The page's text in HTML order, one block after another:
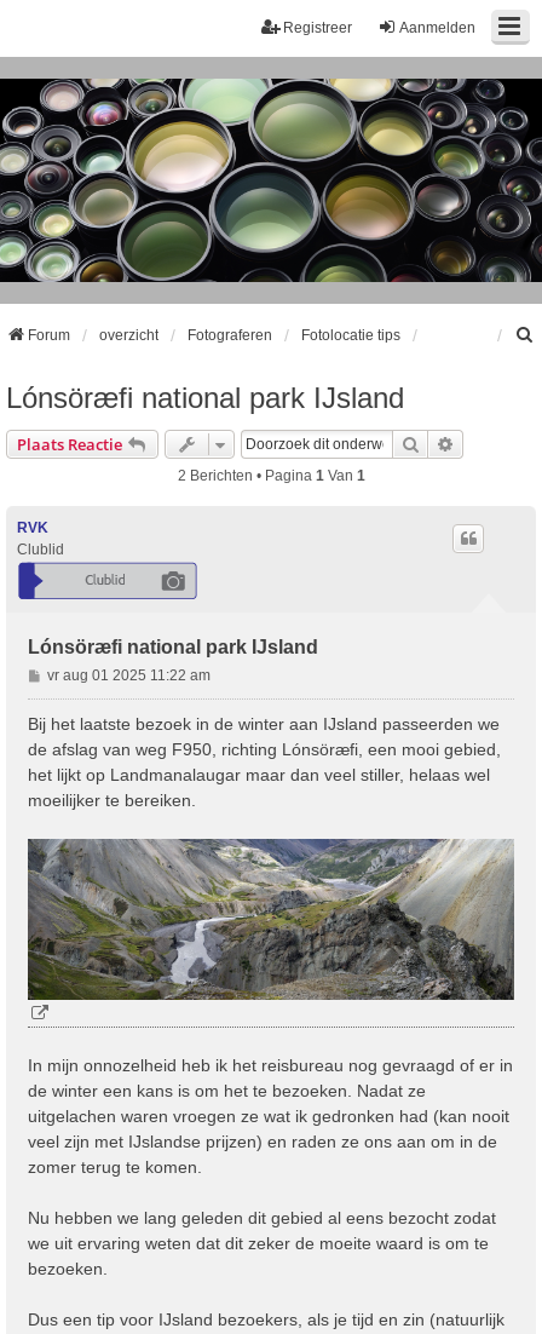
Aanmelden
Registreer
Forum overzicht Fotograferen Fotolocatie tips
Lónsöræfi national park IJsland
Plaats Reactie Zoek
2 Berichten • Pagina 1 Van 1
RVK
Clublid
Lónsöræfi national park IJsland
B
e
r
h
t
vr aug 01 2025 11:22 am
Bij het laatste bezoek in de winter aan IJsland passeerden we
de afslag van weg F950, richting Lónsöræfi, een mooi gebied,
het lijkt op Landmanalaugar maar dan veel stiller, helaas wel
moeilijker te bereiken.
In mijn onnozelheid heb ik het reisbureau nog gevraagd of er in
de winter een kans is om het te bezoeken. Nadat ze
uitgelachen waren vroegen ze wat ik gedronken had (kan nooit
veel zijn met IJslandse prijzen) en raden ze ons aan om in de
zomer terug te komen.
Nu hebben we lang geleden dit gebied al eens bezocht zodat
we uit ervaring weten dat dit zeker de moeite waard is om te
bezoeken.
Dus een tip voor IJsland bezoekers, als je tijd en zin (natuurlijk